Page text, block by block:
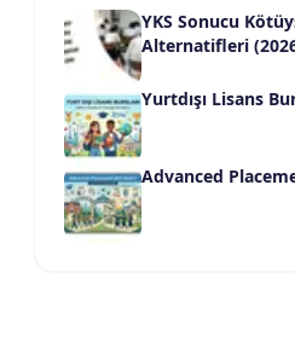
YKS Sonucu
Alternatifleri
Yurtdışı Lisans
Advanced